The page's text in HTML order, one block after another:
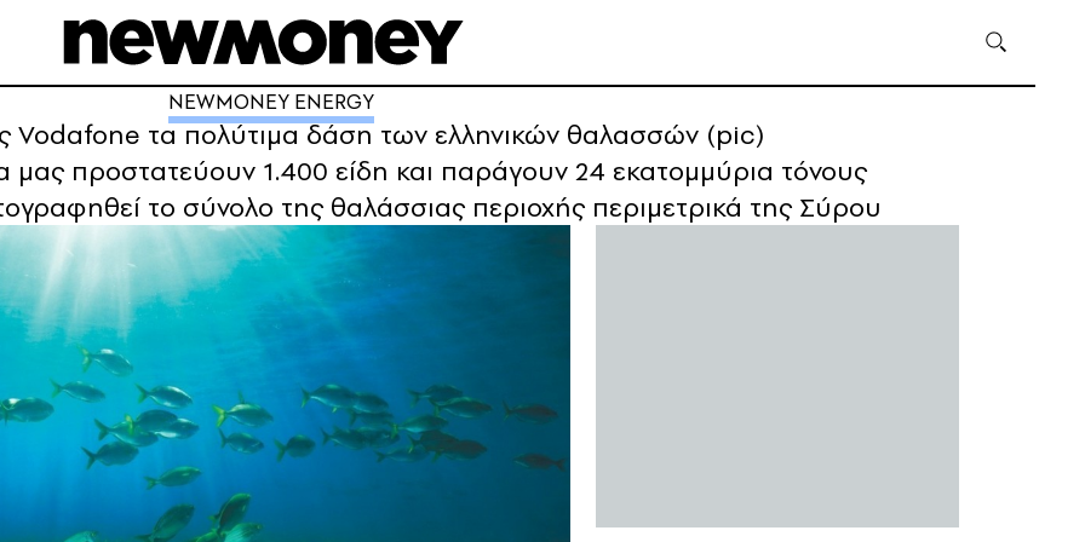
NEWMONEY ENERGY
Vodafone τα πολύτιμα δάση των ελληνικών θαλασσών (pic)
μας προστατεύουν 1.400 είδη και παράγουν 24 εκατομμύρια τόνους
το σύνολο της θαλάσσιας περιοχής περιμετρικά της Σύρου